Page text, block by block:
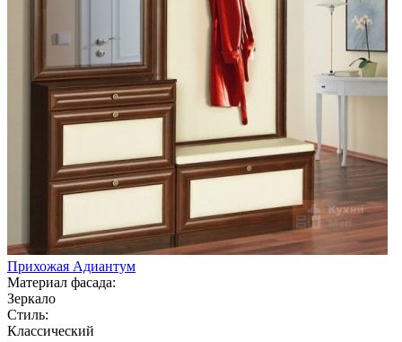
Прихожая Адиантум
Материал фасада:
Зеркало
Стиль:
Классический